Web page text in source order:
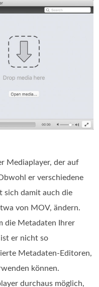
Mediaplayer, der auf
er verschiedene
sich damit auch die
von MOV, ändern.
die Metadaten Ihrer
ist er nicht so
Metadaten-Editoren,
können.
durchaus möglich,